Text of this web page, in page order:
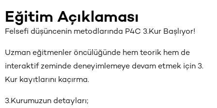
Eğitim Açıklaması
Felsefi düşüncenin metodlarında P4C 3.Kur Başlıyor!
Uzman eğitmenler öncülüğünde hem teorik hem de
interaktif zeminde deneyimlemeye devam etmek için 3.
Kur kayıtlarını kaçırma.
3.Kurumuzun detayları;